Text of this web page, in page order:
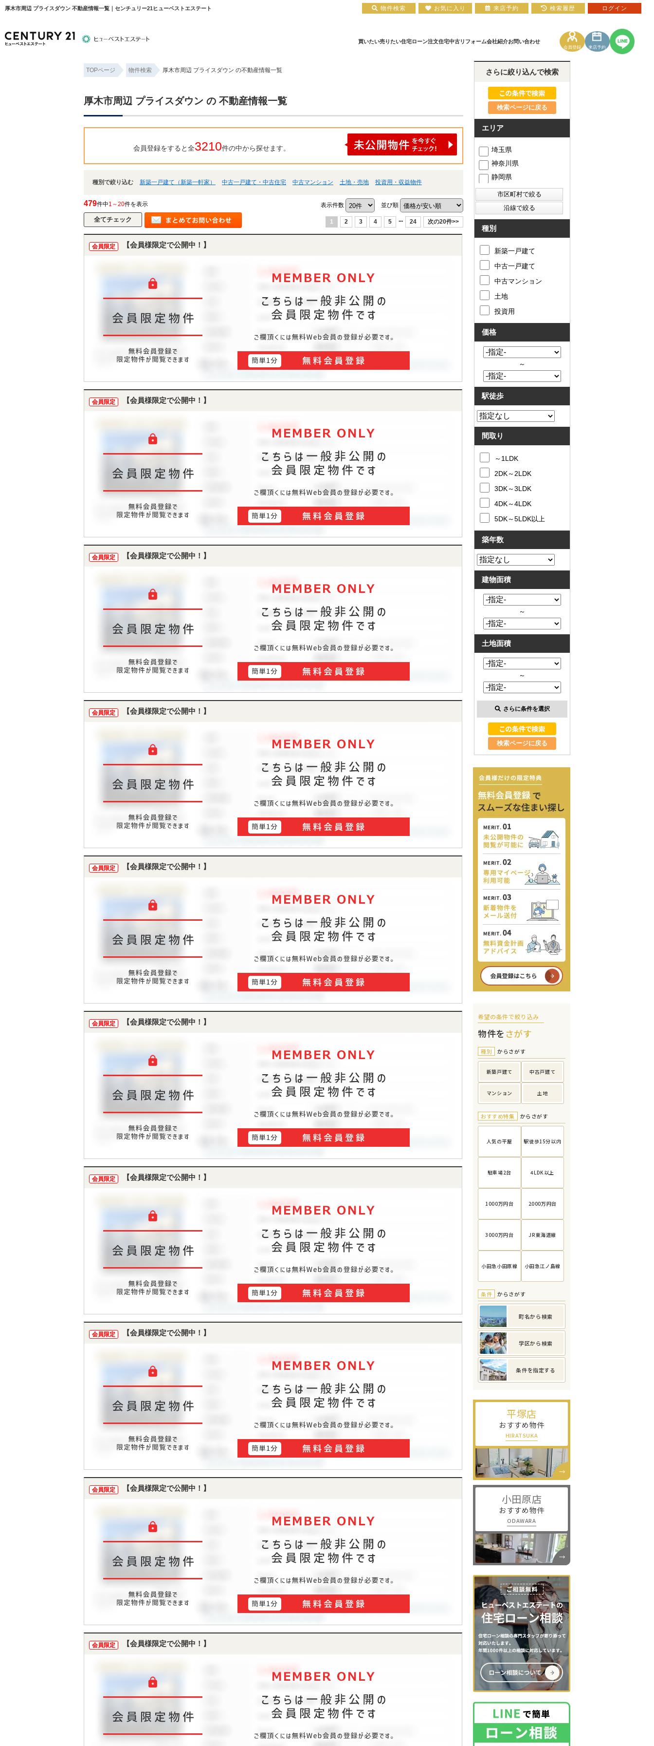
厚木市周辺 プライスダウン 不動産情報一覧｜センチュリー21ヒューベストエステート
買いたい
物件検索 平塚エリア 小田原エリア マンションカタログ
売りたい住宅ローン
住宅ローンについて 住宅ローン実績 住宅ローン裏話 住宅ローン相談フォーム
注文住宅中古リフォーム会社紹介
会社概要 お知らせ
お問い合わせ
会員登録 来店予約
TOPページ 物件検索 厚木市周辺 プライスダウン の不動産情報一覧
厚木市周辺 プライスダウン の 不動産情報一覧
会員登録をすると全3210件の中から探せます。
種別で絞り込む 新築一戸建て（新築一軒家） 中古一戸建て・中古住宅 中古マンション 土地・売地 投資用・収益物件
479件中1～20件を表示 表示件数 並び順
1 2 3 4 5 ... 24 次の20件>>
会員限定 【会員様限定で公開中！】
会員限定 【会員様限定で公開中！】
会員限定 【会員様限定で公開中！】
会員限定 【会員様限定で公開中！】
会員限定 【会員様限定で公開中！】
会員限定 【会員様限定で公開中！】
会員限定 【会員様限定で公開中！】
会員限定 【会員様限定で公開中！】
会員限定 【会員様限定で公開中！】
会員限定 【会員様限定で公開中！】
さらに絞り込んで検索
検索ページに戻る
エリア
埼玉県
神奈川県
静岡県
種別
新築一戸建て
中古一戸建て
中古マンション
土地
投資用
価格
～
駅徒歩
間取り
～1LDK
2DK～2LDK
3DK～3LDK
4DK～4LDK
5DK～5LDK以上
築年数
建物面積
～
土地面積
～
さらに条件を選択
検索ページに戻る
希望の条件で絞り込み
物件をさがす
種別 からさがす
新築戸建て 中古戸建て
マンション 土地
おすすめ特集 からさがす
人気の平屋 駅徒歩15分以内
駐車場2台 4LDK以上
1000万円台 2000万円台
3000万円台 JR東海道線
小田急小田原線 小田急江ノ島線
条件 からさがす
町名から検索
学区から検索
条件を指定する
平塚店
おすすめ物件
HIRATSUKA
小田原店
おすすめ物件
ODAWARA
物件検索 お気に入り 来店予約 検索履歴 ログイン